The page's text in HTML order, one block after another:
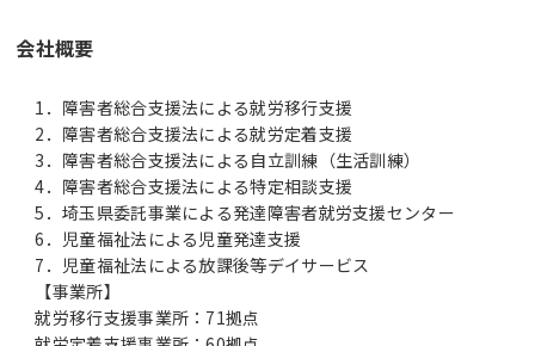
会社概要
1．障害者総合支援法による就労移行支援
2．障害者総合支援法による就労定着支援
3．障害者総合支援法による自立訓練（生活訓練）
4．障害者総合支援法による特定相談支援
5．埼玉県委託事業による発達障害者就労支援センター
6．児童福祉法による児童発達支援
7．児童福祉法による放課後等デイサービス
【事業所】
就労移行支援事業所：71拠点